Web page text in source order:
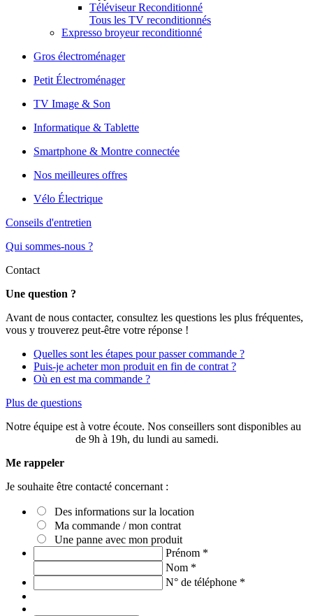
Téléviseur Reconditionné
Tous les TV reconditionnés
Expresso broyeur reconditionné
Gros électroménager
Petit Électroménager
TV Image & Son
Informatique & Tablette
Smartphone & Montre connectée
Nos meilleures offres
Vélo Électrique
Conseils d'entretien
Qui sommes-nous ?
Contact
Une question ?
Avant de nous contacter, consultez les questions les plus fréquentes,
vous y trouverez peut-être votre réponse !
Quelles sont les étapes pour passer commande ?
Puis-je acheter mon produit en fin de contrat ?
Où en est ma commande ?
Plus de questions
Notre équipe est à votre écoute. Nos conseillers sont disponibles au
de 9h à 19h, du lundi au samedi.
Me rappeler
Je souhaite être contacté concernant :
Des informations sur la location
Ma commande / mon contrat
Une panne avec mon produit
Prénom *
Nom *
N° de téléphone *